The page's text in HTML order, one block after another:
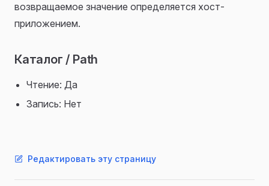
возвращаемое значение определяется хост-
приложением.
Каталог / Path
Чтение: Да
Запись: Нет
Редактировать эту страницу